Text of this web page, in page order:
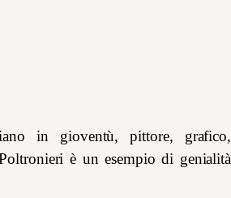
in gioventù, pittore, grafico,
è un esempio di genialità